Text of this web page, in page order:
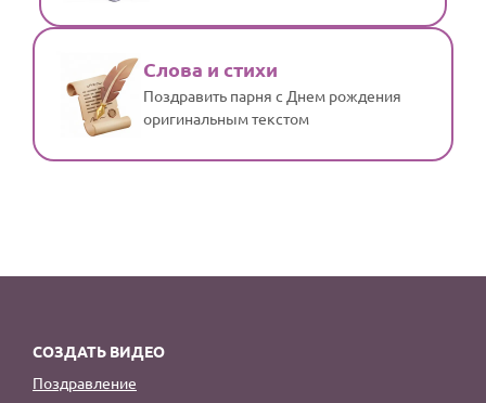
Слова и стихи
Поздравить парня с Днем рождения
оригинальным текстом
СОЗДАТЬ ВИДЕО
Поздравление